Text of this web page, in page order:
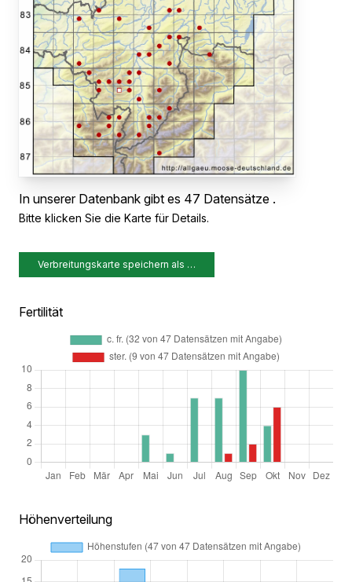
In unserer Datenbank gibt es 47 Datensätze .
Bitte klicken Sie die Karte für Details.
Verbreitungskarte speichern als …
Fertilität
Höhenverteilung